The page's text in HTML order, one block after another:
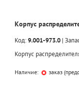
Корпус
Код:9.001-973.0 |
Корпус
Наличие: заказ